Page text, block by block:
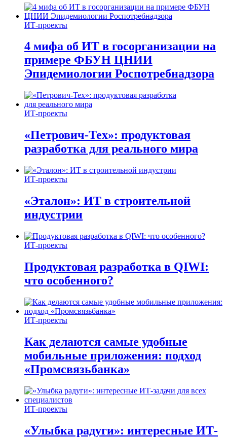
ИТ-проекты
4 мифа об ИТ в госорганизации на
примере ФБУН ЦНИИ
Эпидемиологии Роспотребнадзора
ИТ-проекты
«Петрович-Тех»: продуктовая
разработка для реального мира
ИТ-проекты
«Эталон»: ИТ в строительной
индустрии
ИТ-проекты
Продуктовая разработка в QIWI:
что особенного?
ИТ-проекты
Как делаются самые удобные
мобильные приложения: подход
«Промсвязьбанка»
ИТ-проекты
«Улыбка радуги»: интересные ИТ-